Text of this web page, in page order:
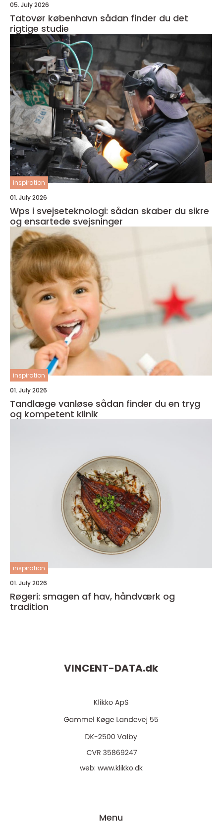
05. July 2026
Tatovør københavn sådan finder du det
rigtige studie
inspiration
01. July 2026
Wps i svejseteknologi: sådan skaber du sikre
og ensartede svejsninger
inspiration
01. July 2026
Tandlæge vanløse sådan finder du en tryg
og kompetent klinik
inspiration
01. July 2026
Røgeri: smagen af hav, håndværk og
tradition
VINCENT-DATA.dk
web: www.klikko.dk
Menu